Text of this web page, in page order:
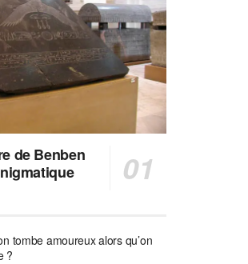
de Benben
tombe amoureux alors qu’on
?